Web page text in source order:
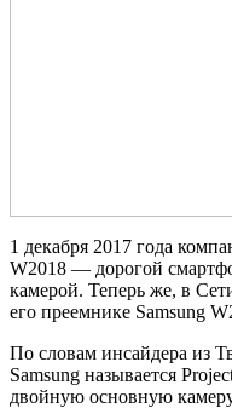
1 декабря 2017 года
W2018 — дорогой
камерой. Теперь же, в
его преемнике Samsung
По словам инсайдера из
Samsung называется
двойную основную